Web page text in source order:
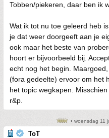
Tobben/piekeren, daar ben ik
Wat ik tot nu toe geleerd heb
je dat weer doorgeeft aan je
ook maar het beste van
hoort er bijvoorbeeld bij.
echt nog het begin.
(fora gedeelte) ervoor om het
het topic wegkapen.
r&p.
• woensdag 11
ToT